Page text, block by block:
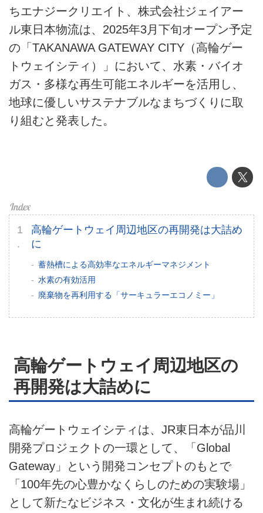
ライフスタイル
テクノロジー
このメディアについて
運営会社
利用規約
広告掲載について
ちエナジークリエイト、株式会社ジェイアー
ル東日本物流は、2025年3月下旬オープン予定
の「TAKANAWA GATEWAY CITY（高輪ゲー
トウェイシティ）」において、水素・バイオ
ガス・多様な再生可能エネルギーを活用し、
地球に優しいサステナブルなまちづくりに取
り組むと発表した。
高輪ゲートウェイ周辺地区の再開発は大詰め
に
蓄熱槽による高効率なエネルギーマネジメント
水素の有効活用
廃棄物を再利用する「サーキュラーエコノミー」
高輪ゲートウェイ周辺地区の
再開発は大詰めに
高輪ゲートウェイシティは、JR東日本が品川
開発プロジェクトの一環として、「Global
Gateway」という開発コンセプトのもとで
「100年先の心豊かなくらしのための実験場」
として新たなビジネス・文化が生まれ続ける